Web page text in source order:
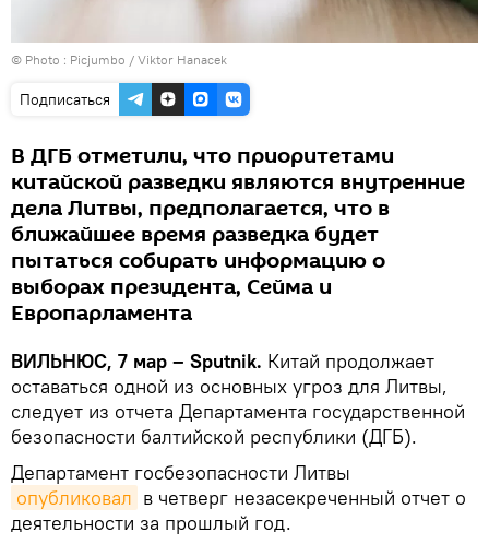
© Photo : Picjumbo / Viktor Hanacek
Подписаться
В ДГБ отметили, что приоритетами
китайской разведки являются внутренние
дела Литвы, предполагается, что в
ближайшее время разведка будет
пытаться собирать информацию о
выборах президента, Сейма и
Европарламента
ВИЛЬНЮС, 7 мар – Sputnik. Китай продолжает
оставаться одной из основных угроз для Литвы,
следует из отчета Департамента государственной
безопасности балтийской республики (ДГБ).
Департамент госбезопасности Литвы
опубликовал в четверг незасекреченный отчет о
деятельности за прошлый год.